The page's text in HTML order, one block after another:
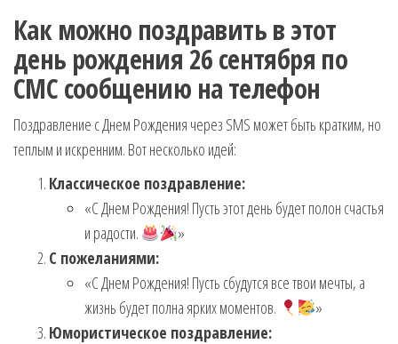
Как можно поздравить в этот
день рождения 26 сентября по
СМС сообщению на телефон
Поздравление с Днем Рождения через SMS может быть кратким, но
теплым и искренним. Вот несколько идей:
Классическое поздравление:
«С Днем Рождения! Пусть этот день будет полон счастья
и радости.
»
С пожеланиями:
«С Днем Рождения! Пусть сбудутся все твои мечты, а
жизнь будет полна ярких моментов.
»
Юмористическое поздравление: